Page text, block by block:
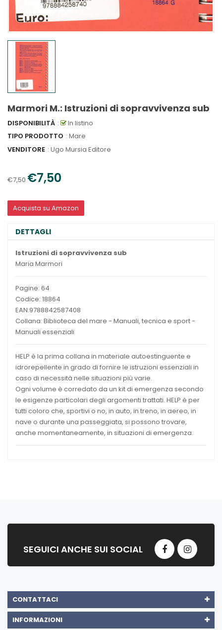
Marmori M.: Istruzioni di sopravvivenza sub
DISPONIBILITÀ :
In listino
TIPO PRODOTTO : Mare
VENDITORE : Ugo Mursia Editore
€7,50 €7,50
Acquista su Amazon
DETTAGLI
Istruzioni di sopravvivenza sub
Maria Marmori
Pagine: 64
Codice: 18864
EAN:9788842587408
Collana: Biblioteca del mare - Manuali, tecnica e sport -
Manuali essenziali
HELP è la prima collana in materiale autoestinguente e
idrorepellente in grado di fornire le istruzioni essenziali in
caso di necessità nelle situazioni più varie.
Ogni volume è corredato da un kit di emergenza secondo
le esigenze particolari degli argomenti trattati. HELP è per
tutti coloro che, sportivi o no, in auto, in treno, in aereo, in
nave o durante una passeggiata, si possono trovare,
anche momentaneamente, in situazioni di emergenza.
SEGUICI ANCHE SUI SOCIAL
CONTATTACI
INFORMAZIONI